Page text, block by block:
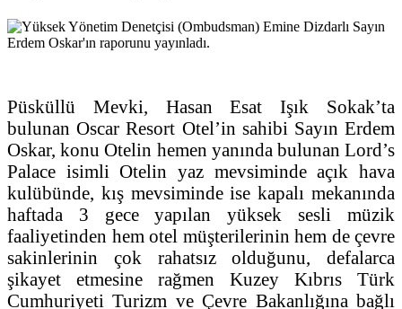
Püsküllü Mevki, Hasan Esat Işık Sokak’ta
bulunan Oscar Resort Otel’in sahibi Sayın Erdem
Oskar, konu Otelin hemen yanında bulunan Lord’s
Palace isimli Otelin yaz mevsiminde açık hava
kulübünde, kış mevsiminde ise kapalı mekanında
haftada 3 gece yapılan yüksek sesli müzik
faaliyetinden hem otel müşterilerinin hem de çevre
sakinlerinin çok rahatsız olduğunu, defalarca
şikayet etmesine rağmen Kuzey Kıbrıs Türk
Cumhuriyeti Turizm ve Çevre Bakanlığına bağlı